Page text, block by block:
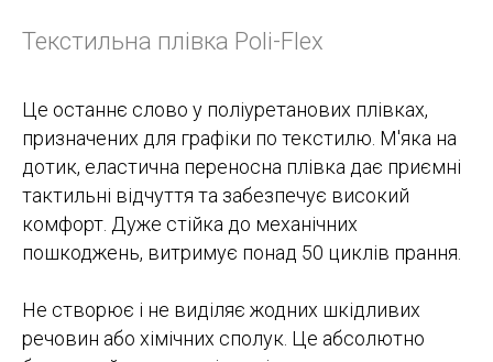
Текстильна плівка Poli-Flex
Це останнє слово у поліуретанових плівках,
призначених для графіки по текстилю. М'яка на
дотик, еластична переносна плівка дає приємні
тактильні відчуття та забезпечує високий
комфорт. Дуже стійка до механічних
пошкоджень, витримує понад 50 циклів прання.
Не створює і не виділяє жодних шкідливих
речовин або хімічних сполук. Це абсолютно